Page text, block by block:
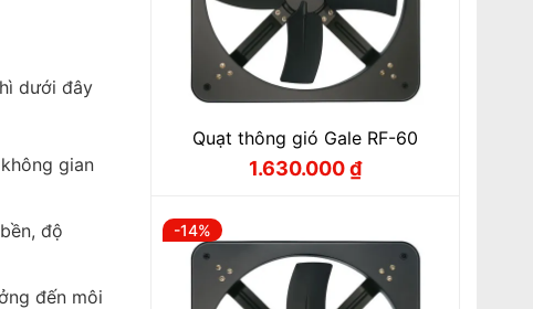
dưới đây
gian
độ
đến môi
Quạt thông gió Gale RF-60
Giá
1.630.000₫
Giá
1.630.000 ₫.
-14%